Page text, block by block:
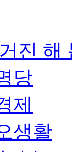
진 해
당
제
생활